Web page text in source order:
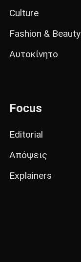
Culture
Fashion & Beauty
Αυτοκίνητο
Focus
Editorial
Απόψεις
Explainers